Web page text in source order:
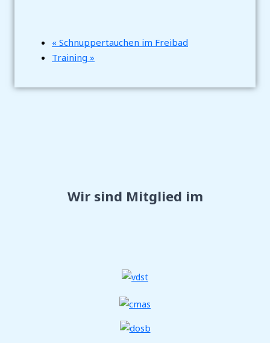
« Schnuppertauchen im Freibad
Training »
Wir sind Mitglied im